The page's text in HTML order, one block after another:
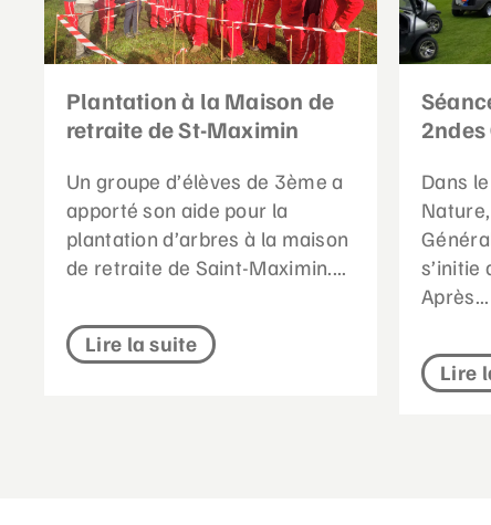
Plantation à la Maison de
retraite de St-Maximin
Un groupe d’élèves de 3ème a
apporté son aide pour la
plantation d’arbres à la maison
de retraite de Saint-Maximin....
Lire la suite
2ndes
Dans
s’initie
Après...
Lire